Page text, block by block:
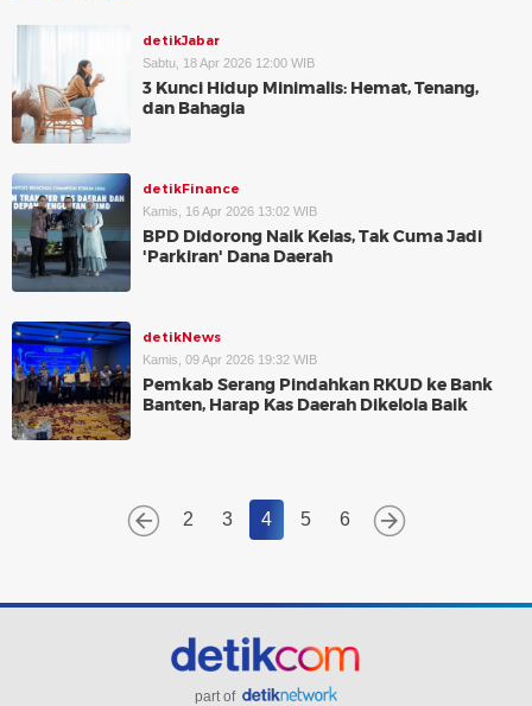
detikJabar
Sabtu, 18 Apr 2026 12:00 WIB
3 Kunci Hidup Minimalis: Hemat, Tenang,
dan Bahagia
detikFinance
Kamis, 16 Apr 2026 13:02 WIB
BPD Didorong Naik Kelas, Tak Cuma Jadi
'Parkiran' Dana Daerah
detikNews
Kamis, 09 Apr 2026 19:32 WIB
Pemkab Serang Pindahkan RKUD ke Bank
Banten, Harap Kas Daerah Dikelola Baik
2 3 4 5 6
part of